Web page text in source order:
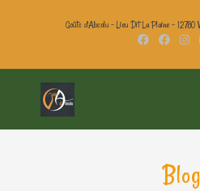
Goûts d'Absolu - Lieu Dit La Plaine - 12780
Blog